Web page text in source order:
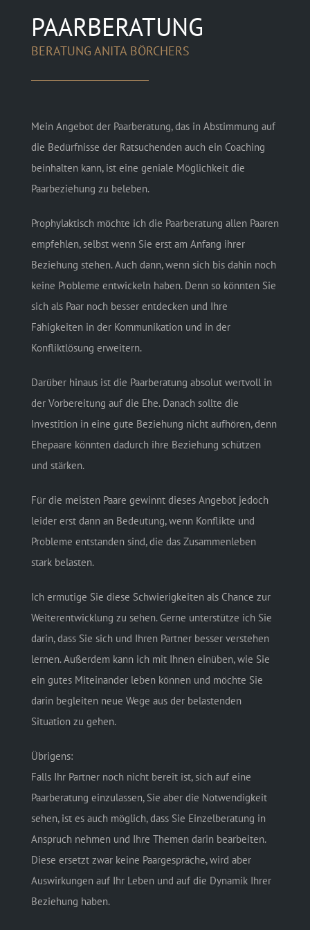
PAARBERATUNG
BERATUNG ANITA BÖRCHERS
Mein Angebot der Paarberatung, das in Abstimmung auf
die Bedürfnisse der Ratsuchenden auch ein Coaching
beinhalten kann, ist eine geniale Möglichkeit die
Paarbeziehung zu beleben.
Prophylaktisch möchte ich die Paarberatung allen Paaren
empfehlen, selbst wenn Sie erst am Anfang ihrer
Beziehung stehen. Auch dann, wenn sich bis dahin noch
keine Probleme entwickeln haben. Denn so könnten Sie
sich als Paar noch besser entdecken und Ihre
Fähigkeiten in der Kommunikation und in der
Konfliktlösung erweitern.
Darüber hinaus ist die Paarberatung absolut wertvoll in
der Vorbereitung auf die Ehe. Danach sollte die
Investition in eine gute Beziehung nicht aufhören, denn
Ehepaare könnten dadurch ihre Beziehung schützen
und stärken.
Für die meisten Paare gewinnt dieses Angebot jedoch
leider erst dann an Bedeutung, wenn Konflikte und
Probleme entstanden sind, die das Zusammenleben
stark belasten.
Ich ermutige Sie diese Schwierigkeiten als Chance zur
Weiterentwicklung zu sehen. Gerne unterstütze ich Sie
darin, dass Sie sich und Ihren Partner besser verstehen
lernen. Außerdem kann ich mit Ihnen einüben, wie Sie
ein gutes Miteinander leben können und möchte Sie
darin begleiten neue Wege aus der belastenden
Situation zu gehen.
Übrigens:
Falls Ihr Partner noch nicht bereit ist, sich auf eine
Paarberatung einzulassen, Sie aber die Notwendigkeit
sehen, ist es auch möglich, dass Sie Einzelberatung in
Anspruch nehmen und Ihre Themen darin bearbeiten.
Diese ersetzt zwar keine Paargespräche, wird aber
Auswirkungen auf Ihr Leben und auf die Dynamik Ihrer
Beziehung haben.